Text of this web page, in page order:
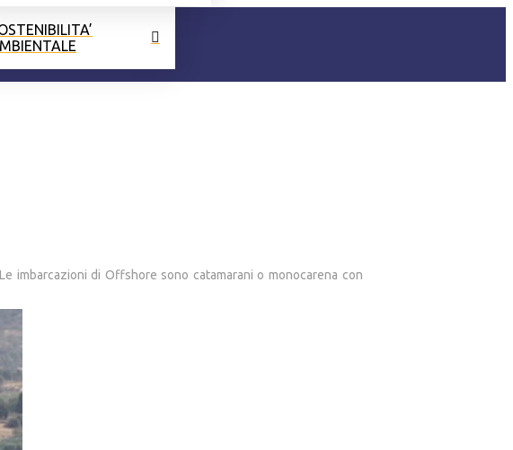
imbarcazioni di Offshore sono catamarani o monocarena con